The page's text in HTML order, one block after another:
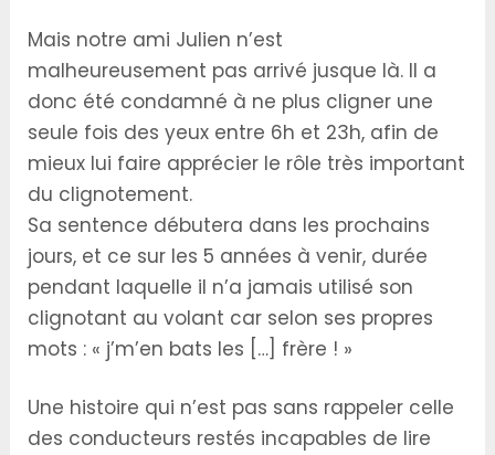
Mais notre ami Julien n’est
malheureusement pas arrivé jusque là. Il a
donc été condamné à ne plus cligner une
seule fois des yeux entre 6h et 23h, afin de
mieux lui faire apprécier le rôle très important
du clignotement.
Sa sentence débutera dans les prochains
jours, et ce sur les 5 années à venir, durée
pendant laquelle il n’a jamais utilisé son
clignotant au volant car selon ses propres
mots : « j’m’en bats les […] frère ! »
Une histoire qui n’est pas sans rappeler celle
des conducteurs restés incapables de lire